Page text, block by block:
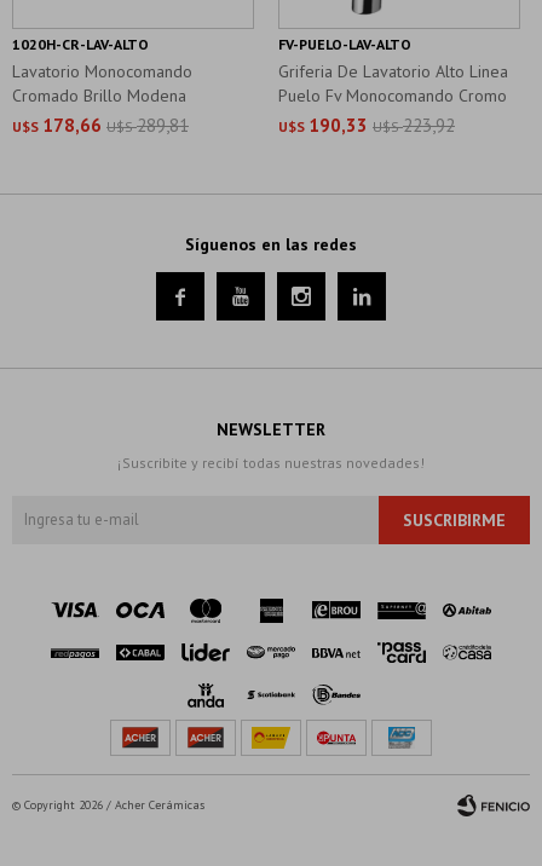
Lavatorio Monocomando
Cromado Brillo Modena
U$S 178,66 U$S 289,81
1020H-CR-LAV-ALTO
Griferia De Lavatorio Alto Linea
Puelo Fv Monocomando Cromo
U$S 190,33 U$S 223,92
FV-PUELO-LAV-ALTO
Síguenos en las redes
   
NEWSLETTER
¡Suscribite y recibí todas nuestras novedades!
SUSCRIBIRME
© Copyright 2026 / Acher Cerámicas